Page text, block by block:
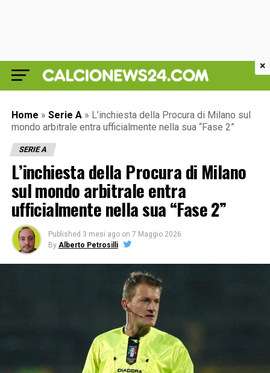
Home » Serie A » L’inchiesta della Procura di Milano sul
mondo arbitrale entra ufficialmente nella sua “Fase 2”
SERIE A
L’inchiesta della Procura di Milano
sul mondo arbitrale entra
ufficialmente nella sua “Fase 2”
Published 3 mesi ago on 7 Maggio 2026
By Alberto Petrosilli
×